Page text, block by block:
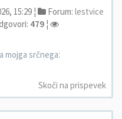
15:29 ¦ Forum: lestvice
479 ¦
mojga srčnega:
Skoči na prispevek